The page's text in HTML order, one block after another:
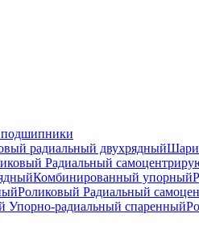
подшипники
радиальный двухрядный
Радиальный
Комбинированный упорный
Роликовый Радиальный
Упорно-радиальный спаренный